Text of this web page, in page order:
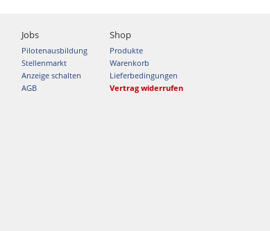
Jobs
Pilotenausbildung
Stellenmarkt
Anzeige schalten
AGB
Shop
Produkte
Warenkorb
Lieferbedingungen
Vertrag widerrufen